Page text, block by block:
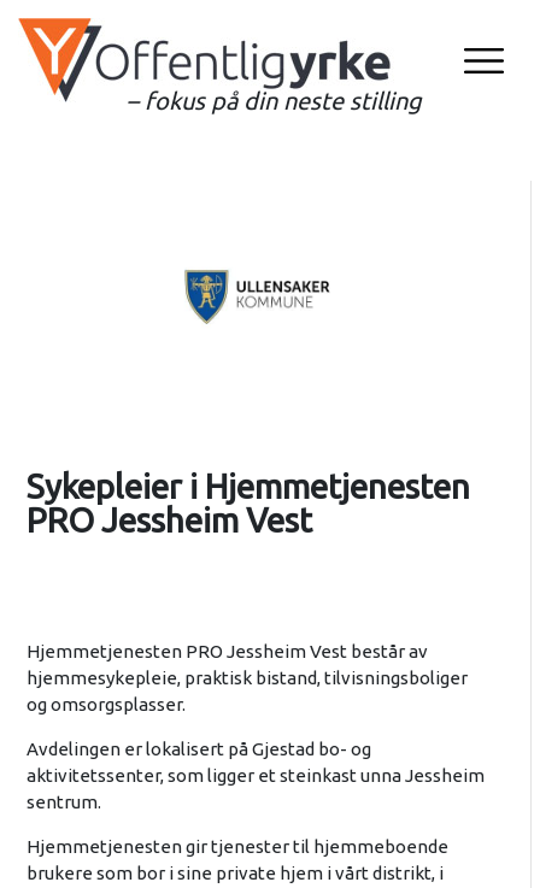
– fokus på din neste stilling
Sykepleier i Hjemmetjenesten
PRO Jessheim Vest
Hjemmetjenesten PRO Jessheim Vest består av
hjemmesykepleie, praktisk bistand, tilvisningsboliger
og omsorgsplasser.
Avdelingen er lokalisert på Gjestad bo- og
aktivitetssenter, som ligger et steinkast unna Jessheim
sentrum.
Hjemmetjenesten gir tjenester til hjemmeboende
brukere som bor i sine private hjem i vårt distrikt, i